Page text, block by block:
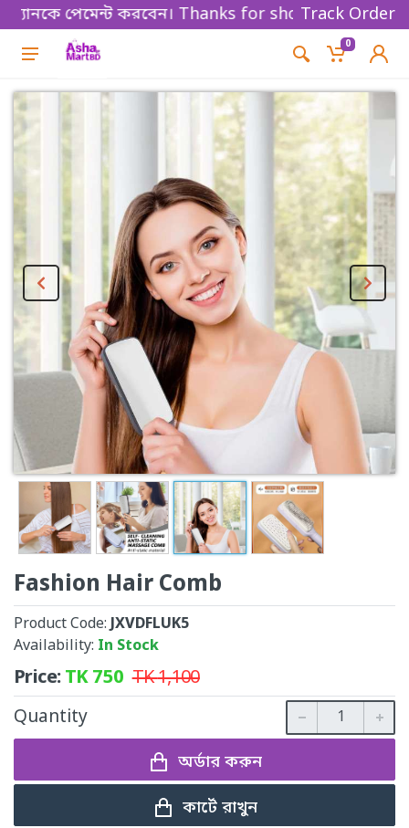
পেমেন্ট করবেন। Thanks for shopping! Track Order
0
Fashion Hair Comb
Product Code:JXVDFLUK5
Availability: In Stock
Price:TK750 TK1,100
Quantity
অর্ডার করুন
কার্টে রাখুন